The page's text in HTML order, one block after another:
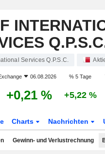
Services Q.P.S.C.
06.08.2026 % 5 Tage
+0,21 % +5,22 %
Charts Nachrichten
Gewinn- und Verlustrechnung